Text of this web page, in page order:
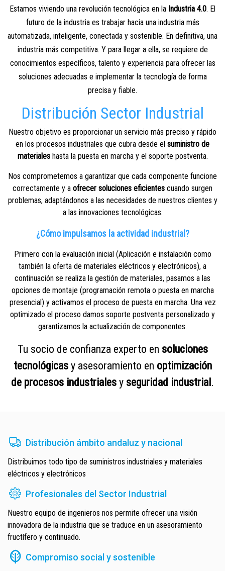
Estamos viviendo una revolución tecnológica en la Industria 4.0. El
futuro de la industria es trabajar hacia una industria más
automatizada, inteligente, conectada y sostenible. En definitiva, una
industria más competitiva. Y para llegar a ella, se requiere de
conocimientos específicos, talento y experiencia para ofrecer las
soluciones adecuadas e implementar la tecnología de forma
precisa y fiable.
Distribución Sector Industrial
Nuestro objetivo es proporcionar un servicio más preciso y rápido
en los procesos industriales que cubra desde el suministro de
materialeshasta la puesta en marcha y el soporte postventa.
Nos comprometemos a garantizar que cada componente funcione
correctamente y a ofrecer soluciones eficientes cuando surgen
problemas, adaptándonos a las necesidades de nuestros clientes y
a las innovaciones tecnológicas.
¿Cómo impulsamos la actividad industrial?
Primero con la evaluación inicial (Aplicación e instalación como
también la oferta de materiales eléctricos y electrónicos), a
continuación se realiza la gestión de materiales, pasamos a las
opciones de montaje (programación remota o puesta en marcha
presencial) y activamos el proceso de puesta en marcha. Una vez
optimizado el proceso damos soporte postventa personalizado y
garantizamos la actualización de componentes.
Tu socio de confianza experto en soluciones
tecnológicasy asesoramiento en optimización
de procesos industriales y seguridad industrial .
Distribución ámbito andaluz y nacional
Distribuimos todo tipo de suministros industriales y materiales
eléctricos y electrónicos
Profesionales del Sector Industrial
Nuestro equipo de ingenieros nos permite ofrecer una visión
innovadora de la industria que se traduce en un asesoramiento
fructífero y continuado.
Compromiso social y sostenible